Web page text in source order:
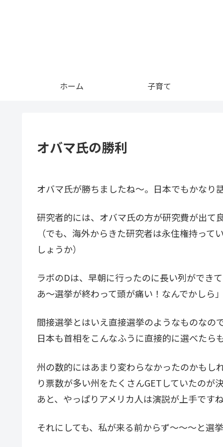
ホーム 子育て
オバマ氏の勝利
オバマ氏が勝ちましたね～。日本でもかなり
研究者的には、オバマ氏の方が研究費が出て
（でも、海外からきた研究者は永住権持っ
しょうか）
ラボのDは、早朝に行ったのに長い列ができ
あ～選挙が終わって頭が痛い！なんでかしら
間接選挙とはいえ直接選挙のようなものなの
日本も首相をこんなふうに直接的に選べたら
州の数的にはあまり変わらなかったのかもし
り票数が多い州をたくさんGETしていたのが
あと、やっぱりアメリカ人は演説が上手です
それにしても、私が来る前からず～～～と選